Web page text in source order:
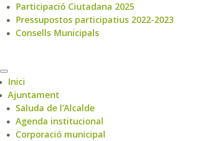
Participació Ciutadana 2025
Pressupostos participatius 2022-2023
Consells Municipals
Inici
Ajuntament
Saluda de l’Alcalde
Agenda institucional
Corporació municipal